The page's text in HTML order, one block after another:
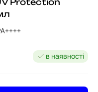
Protection
в наявності